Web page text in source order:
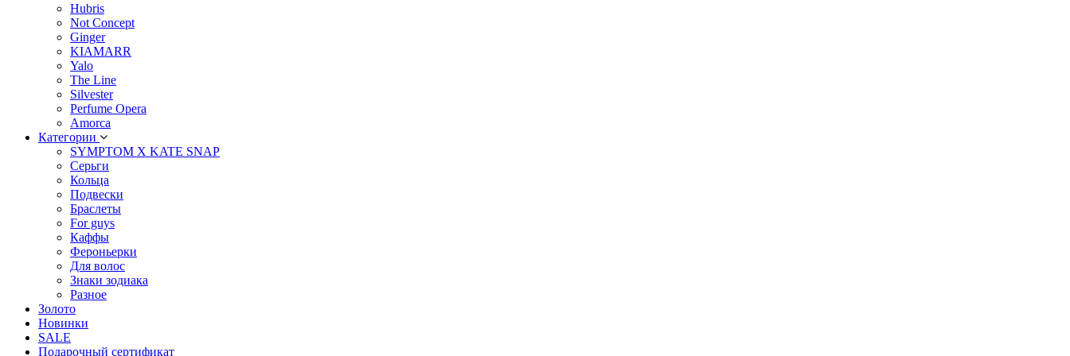
Hubris
Not Concept
Ginger
KIAMARR
Yalo
The Line
Silvester
Perfume Opera
Amorca
Категории
SYMPTOM X KATE SNAP
Серьги
Кольца
Подвески
Браслеты
For guys
Каффы
Фероньерки
Для волос
Знаки зодиака
Разное
Золото
Новинки
SALE
Подарочный сертификат